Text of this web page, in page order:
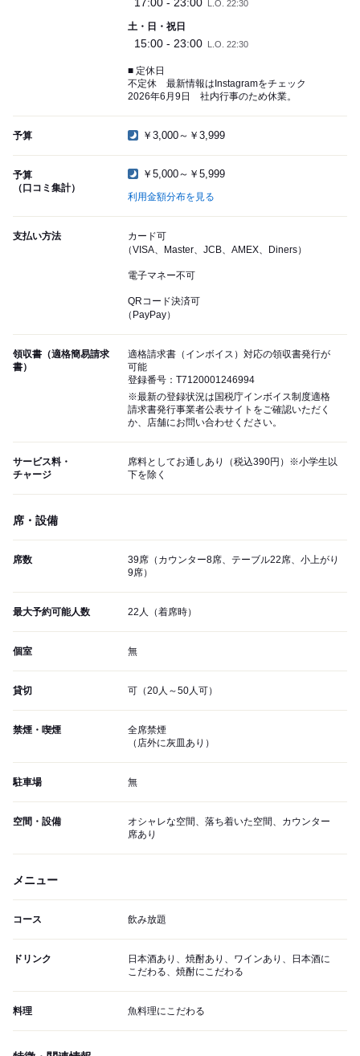
L.O. 22:30
土・日・祝日
15:00 - 23:00 L.O. 22:30
■ 定休日
不定休 最新情報はInstagramをチェック
2026年6月9日 社内行事のため休業。
予算 ￥3,000～￥3,999
予算
（口コミ集計）
￥5,000～￥5,999
利用金額分布を見る
支払い方法
カード可
（VISA、Master、JCB、AMEX、Diners）
電子マネー不可
QRコード決済可
（PayPay）
領収書（適格簡易請求
書）
適格請求書（インボイス）対応の領収書発行が
可能
登録番号：T7120001246994
※最新の登録状況は国税庁インボイス制度適格
請求書発行事業者公表サイトをご確認いただく
か、店舗にお問い合わせください。
サービス料・
チャージ
席料としてお通しあり（税込390円）※小学生以
下を除く
席・設備
席数
39席（カウンター8席、テーブル22席、小上がり
9席）
最大予約可能人数 22人（着席時）
個室 無
貸切 可（20人～50人可）
禁煙・喫煙
全席禁煙
（店外に灰皿あり）
駐車場 無
空間・設備
オシャレな空間、落ち着いた空間、カウンター
席あり
メニュー
コース 飲み放題
ドリンク
日本酒あり、焼酎あり、ワインあり、日本酒に
こだわる、焼酎にこだわる
料理 魚料理にこだわる